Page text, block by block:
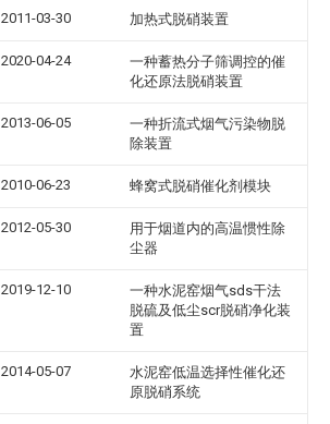
2011-03-30 加热式脱硝装置
2020-04-24
一种蓄热分子筛调控的催
化还原法脱硝装置
2013-06-05
一种折流式烟气污染物脱
除装置
2010-06-23 蜂窝式脱硝催化剂模块
2012-05-30
用于烟道内的高温惯性除
尘器
2019-12-10
一种水泥窑烟气sds干法
脱硫及低尘scr脱硝净化装
置
2014-05-07
水泥窑低温选择性催化还
原脱硝系统